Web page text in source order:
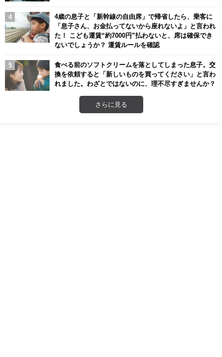
4歳の息子と「新幹線の自由席」で帰省したら、乗客に
「息子さん、お金払ってないから座れないよ」と言われ
た！ こども運賃“約7000円”払わないと、席は確保でき
ないでしょうか？ 運賃ルールを確認
食べる前のソフトクリームを落としてしまった息子。交
換を依頼すると「新しいものを買ってください」と言わ
れました。わざとではないのに、理不尽すぎませんか？
さらに見る